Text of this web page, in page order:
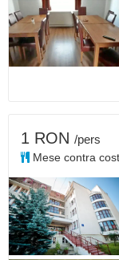
1 RON /pers
Mese contra cost